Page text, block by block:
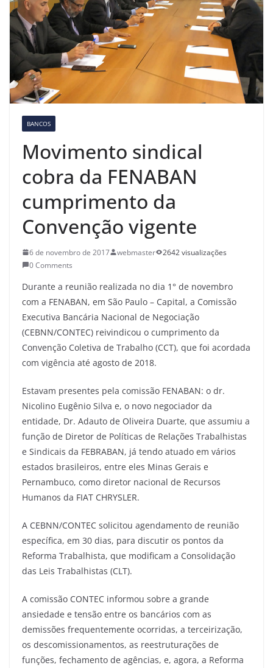
BANCOS
Movimento sindical
cobra da FENABAN
cumprimento da
Convenção vigente
6 de novembro de 2017 webmaster
2642 visualizações
0 Comments
Durante a reunião realizada no dia 1° de novembro
com a FENABAN, em São Paulo – Capital, a Comissão
Executiva Bancária Nacional de Negociação
(CEBNN/CONTEC) reivindicou o cumprimento da
Convenção Coletiva de Trabalho (CCT), que foi acordada
com vigência até agosto de 2018.
Estavam presentes pela comissão FENABAN: o dr.
Nicolino Eugênio Silva e, o novo negociador da
entidade, Dr. Adauto de Oliveira Duarte, que assumiu a
função de Diretor de Políticas de Relações Trabalhistas
e Sindicais da FEBRABAN, já tendo atuado em vários
estados brasileiros, entre eles Minas Gerais e
Pernambuco, como diretor nacional de Recursos
Humanos da FIAT CHRYSLER.
A CEBNN/CONTEC solicitou agendamento de reunião
específica, em 30 dias, para discutir os pontos da
Reforma Trabalhista, que modificam a Consolidação
das Leis Trabalhistas (CLT).
A comissão CONTEC informou sobre a grande
ansiedade e tensão entre os bancários com as
demissões frequentemente ocorridas, a terceirização,
os descomissionamentos, as reestruturações de
funções, fechamento de agências, e, agora, a Reforma